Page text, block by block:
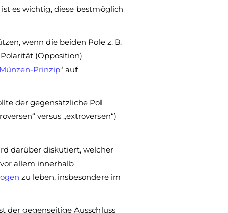
es wichtig, diese bestmöglich
wenn die beiden Pole z. B.
(Opposition)
Münzen-Prinzip“ auf
der gegensätzliche Pol
versus „extroversen“)
darüber diskutiert, welcher
allem innerhalb
zu leben, insbesondere im
der gegenseitige Ausschluss